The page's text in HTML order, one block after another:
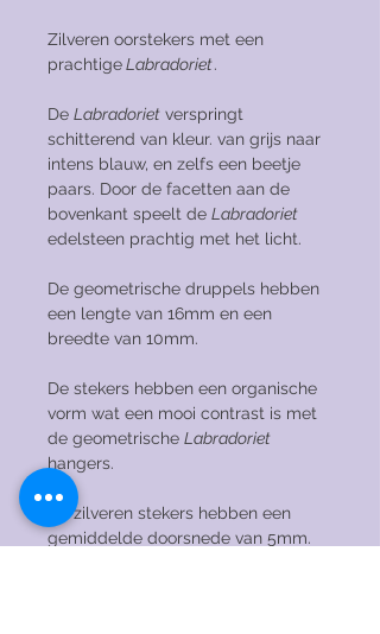
Zilveren oorstekers met een
prachtigeLabradoriet.
De Labradoriet verspringt
schitterend van kleur. van grijs naar
intens blauw, en zelfs een beetje
paars. Door de facetten aan de
bovenkant speelt de Labradoriet
edelsteen prachtig met het licht.
De geometrische druppels hebben
een lengte van 16mm en een
breedte van 10mm.
De stekers hebben een organische
vorm wat een mooi contrast is met
de geometrische Labradoriet
hangers.
De zilveren stekers hebben een
gemiddelde doorsnede van 5mm.